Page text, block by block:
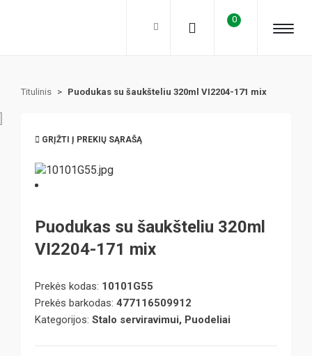
0
Titulinis > Puodukas su šaukšteliu 320ml VI2204-171 mix
GRĮŽTI Į PREKIŲ SĄRAŠĄ
Puodukas su šaukšteliu 320ml
VI2204-171 mix
Prekės kodas: 10101G55
Prekės barkodas: 477116509912
Kategorijos: Stalo serviravimui, Puodeliai